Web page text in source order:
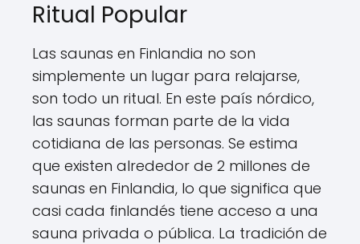
Ritual Popular
Las saunas en Finlandia no son
simplemente un lugar para relajarse,
son todo un ritual. En este país nórdico,
las saunas forman parte de la vida
cotidiana de las personas. Se estima
que existen alrededor de 2 millones de
saunas en Finlandia, lo que significa que
casi cada finlandés tiene acceso a una
sauna privada o pública. La tradición de